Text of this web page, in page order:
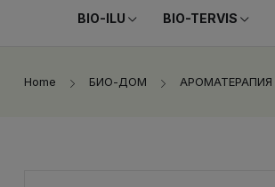
BIO-ILU BIO-TERVIS
Home БИО-ДОМ АРОМАТЕРАПИЯ